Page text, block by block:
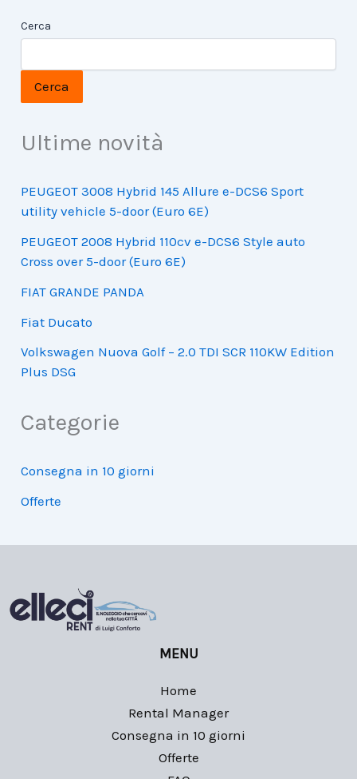
Cerca
Cerca
Ultime novità
PEUGEOT 3008 Hybrid 145 Allure e-DCS6 Sport
utility vehicle 5-door (Euro 6E)
PEUGEOT 2008 Hybrid 110cv e-DCS6 Style auto
Cross over 5-door (Euro 6E)
FIAT GRANDE PANDA
Fiat Ducato
Volkswagen Nuova Golf – 2.0 TDI SCR 110KW Edition
Plus DSG
Categorie
Consegna in 10 giorni
Offerte
MENU
Home
Rental Manager
Consegna in 10 giorni
Offerte